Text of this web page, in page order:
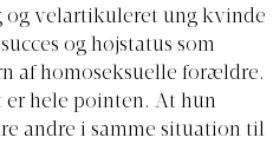
og velartikuleret ung kvinde
og højstatus som
af homoseksuelle forældre.
er hele pointen. At hun
andre i samme situation til